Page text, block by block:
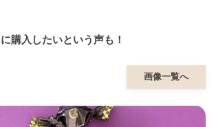
購入したいという声も！
画像一覧へ